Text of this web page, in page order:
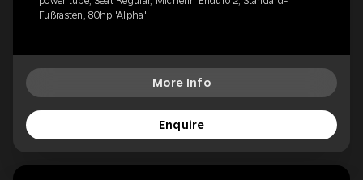
Fußrasten, 80hp 'Alpha'
More Info
Enquire